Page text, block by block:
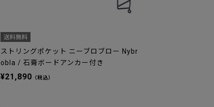
ストリングポケット ニーブロブロー Nybr
obla / 石膏ボードアンカー付き
¥21,890 （税込）